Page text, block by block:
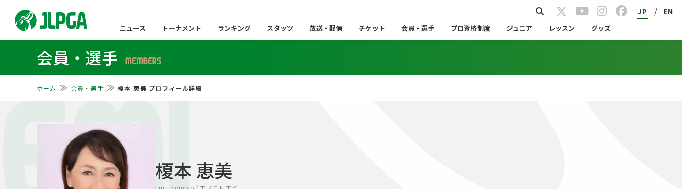
JP / EN
ニュース トーナメント ランキング スタッツ 放送・配信 チケット 会員・選手 プロ資格制度 ジュニア レッスン グッズ
会員・選手 MEMBERS
ホーム 会員・選手 榎本 恵美 プロフィール詳細
榎本 恵美